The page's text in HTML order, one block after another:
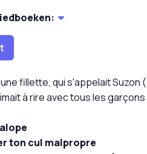
fillette, qui s'appelait Suzon
à rire avec tous les garçons
ton cul malpropre